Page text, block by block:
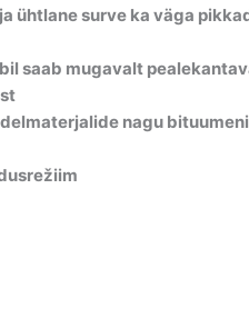
ühtlane surve ka väga
saab mugavalt
nagu bituumeni